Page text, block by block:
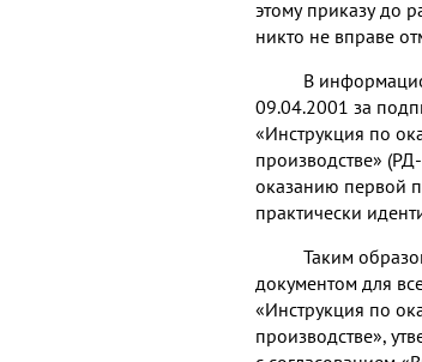
этому приказу до
никто не вправе
В
09.04.2001 за
«Инструкция по
производстве»
оказанию первой
практически
Таким
документом для
«Инструкция по
производстве»,